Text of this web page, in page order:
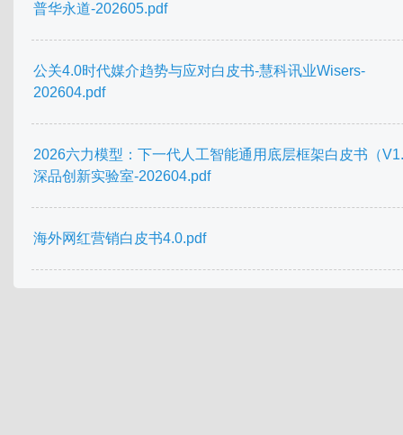
普华永道-202605.pdf
公关4.0时代媒介趋势与应对白皮书-慧科讯业Wisers-
202604.pdf
2026六力模型：下一代人工智能通用底层框架白皮书（
深品创新实验室-202604.pdf
海外网红营销白皮书4.0.pdf